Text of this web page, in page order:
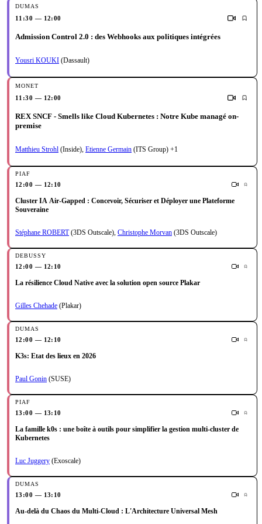
11:30 — 12:00
Admission Control 2.0 : des Webhooks aux politiques intégrées
Yousri KOUKI (Dassault)
11:30 — 12:00
REX SNCF - Smells like Cloud Kubernetes : Notre Kube managé on-
premise
Matthieu Strohl (Inside), Etienne Germain (ITS Group) +1
12:00 — 12:10
Cluster IA Air-Gapped : Concevoir, Sécuriser et Déployer une Plateforme
Souveraine
Stéphane ROBERT(3DS Outscale), Christophe Morvan (3DS Outscale)
12:00 — 12:10
La résilience Cloud Native avec la solution open source Plakar
Gilles Chehade (Plakar)
12:00 — 12:10
K3s: Etat des lieux en 2026
Paul Gonin (SUSE)
13:00 — 13:10
La famille k0s : une boîte à outils pour simplifier la gestion multi-cluster de
Kubernetes
Luc Juggery (Exoscale)
13:00 — 13:10
Au-delà du Chaos du Multi-Cloud : L'Architecture Universal Mesh